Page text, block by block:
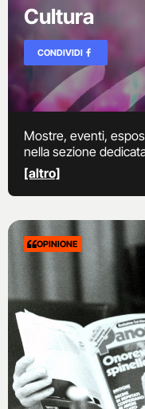
Cultura
CONDIVIDI
Mostre, eventi,
nella sezione
[altro]
OPINIONE